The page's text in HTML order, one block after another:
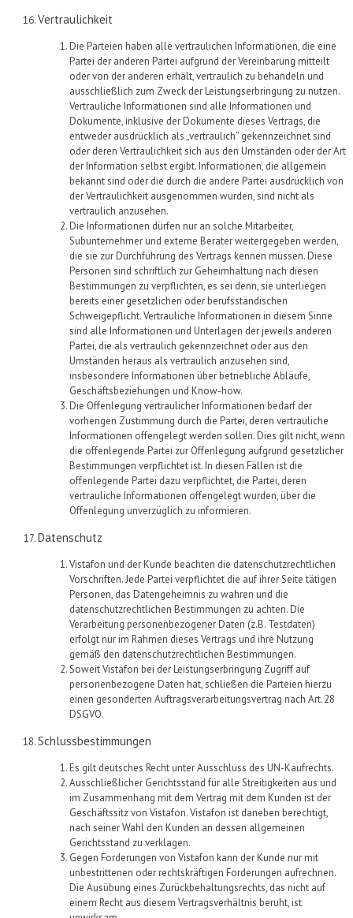
Vertraulichkeit
Die Parteien haben alle vertraulichen Informationen, die eine
Partei der anderen Partei aufgrund der Vereinbarung mitteilt
oder von der anderen erhält, vertraulich zu behandeln und
ausschließlich zum Zweck der Leistungserbringung zu nutzen.
Vertrauliche Informationen sind alle Informationen und
Dokumente, inklusive der Dokumente dieses Vertrags, die
entweder ausdrücklich als „vertraulich“ gekennzeichnet sind
oder deren Vertraulichkeit sich aus den Umständen oder der Art
der Information selbst ergibt. Informationen, die allgemein
bekannt sind oder die durch die andere Partei ausdrücklich von
der Vertraulichkeit ausgenommen wurden, sind nicht als
vertraulich anzusehen.
Die Informationen dürfen nur an solche Mitarbeiter,
Subunternehmer und externe Berater weitergegeben werden,
die sie zur Durchführung des Vertrags kennen müssen. Diese
Personen sind schriftlich zur Geheimhaltung nach diesen
Bestimmungen zu verpflichten, es sei denn, sie unterliegen
bereits einer gesetzlichen oder berufsständischen
Schweigepflicht. Vertrauliche Informationen in diesem Sinne
sind alle Informationen und Unterlagen der jeweils anderen
Partei, die als vertraulich gekennzeichnet oder aus den
Umständen heraus als vertraulich anzusehen sind,
insbesondere Informationen über betriebliche Abläufe,
Geschäftsbeziehungen und Know-how.
Die Offenlegung vertraulicher Informationen bedarf der
vorherigen Zustimmung durch die Partei, deren vertrauliche
Informationen offengelegt werden sollen. Dies gilt nicht, wenn
die offenlegende Partei zur Offenlegung aufgrund gesetzlicher
Bestimmungen verpflichtet ist. In diesen Fällen ist die
offenlegende Partei dazu verpflichtet, die Partei, deren
vertrauliche Informationen offengelegt wurden, über die
Offenlegung unverzüglich zu informieren.
Datenschutz
Vistafon und der Kunde beachten die datenschutzrechtlichen
Vorschriften. Jede Partei verpflichtet die auf ihrer Seite tätigen
Personen, das Datengeheimnis zu wahren und die
datenschutzrechtlichen Bestimmungen zu achten. Die
Verarbeitung personenbezogener Daten (z.B. Testdaten)
erfolgt nur im Rahmen dieses Vertrags und ihre Nutzung
gemäß den datenschutzrechtlichen Bestimmungen.
SoweitVistafon bei der Leistungserbringung Zugriff auf
personenbezogene Daten hat, schließen die Parteien hierzu
einen gesonderten Auftragsverarbeitungsvertrag nach Art. 28
DSGVO.
Schlussbestimmungen
Es gilt deutsches Recht unter Ausschluss des UN-Kaufrechts.
Ausschließlicher Gerichtsstand für alle Streitigkeiten aus und
im Zusammenhang mit dem Vertrag mit dem Kunden ist der
Geschäftssitz von Vistafon.Vistafon ist daneben berechtigt,
nach seiner Wahl den Kunden an dessen allgemeinen
Gerichtsstand zu verklagen.
Gegen Forderungen von Vistafon kann der Kunde nur mit
unbestrittenen oder rechtskräftigen Forderungen aufrechnen.
Die Ausübung eines Zurückbehaltungsrechts, das nicht auf
einem Recht aus diesem Vertragsverhältnis beruht, ist